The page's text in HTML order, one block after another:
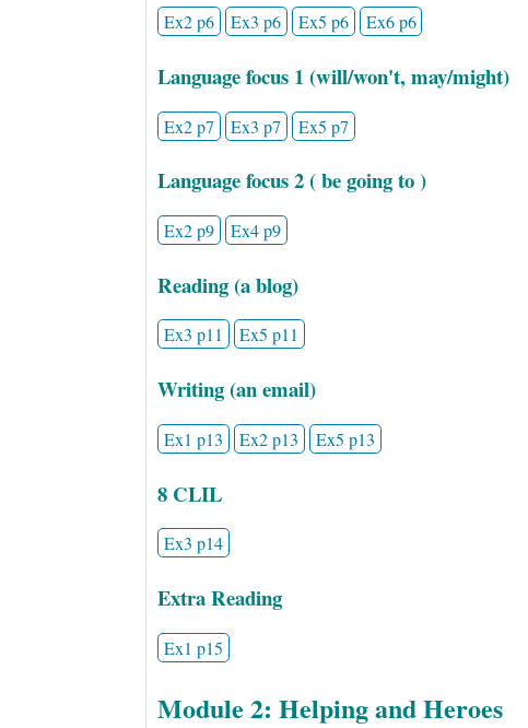
Ex2 p6 Ex3 p6 Ex5 p6 Ex6 p6
Language focus 1 (will/won't, may/might)
Ex2 p7 Ex3 p7 Ex5 p7
Language focus 2 ( be going to )
Ex2 p9 Ex4 p9
Reading (a blog)
Ex3 p11 Ex5 p11
Writing (an email)
Ex1 p13 Ex2 p13 Ex5 p13
8 CLIL
Ex3 p14
Extra Reading
Ex1 p15
Module 2: Helping and Heroes